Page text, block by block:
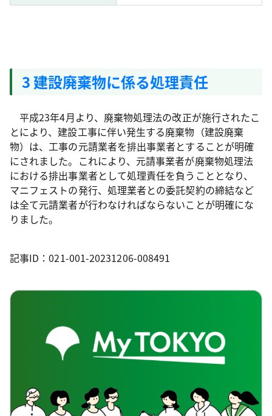
3 建設廃棄物に係る処理責任
平成23年4月より、廃棄物処理法の改正が施行されたこ
とにより、建設工事に伴い発生する廃棄物（建設廃棄
物）は、工事の元請業者を排出事業者とすることが明確
にされました。これにより、元請事業者が廃棄物処理法
における排出事業者として処理責任を負うこととなり、
マニフェストの発行、処理業者との委託契約の締結など
は全て元請業者が行わなければならないことが明確にな
りました。
記事ID：021-001-20231206-008491